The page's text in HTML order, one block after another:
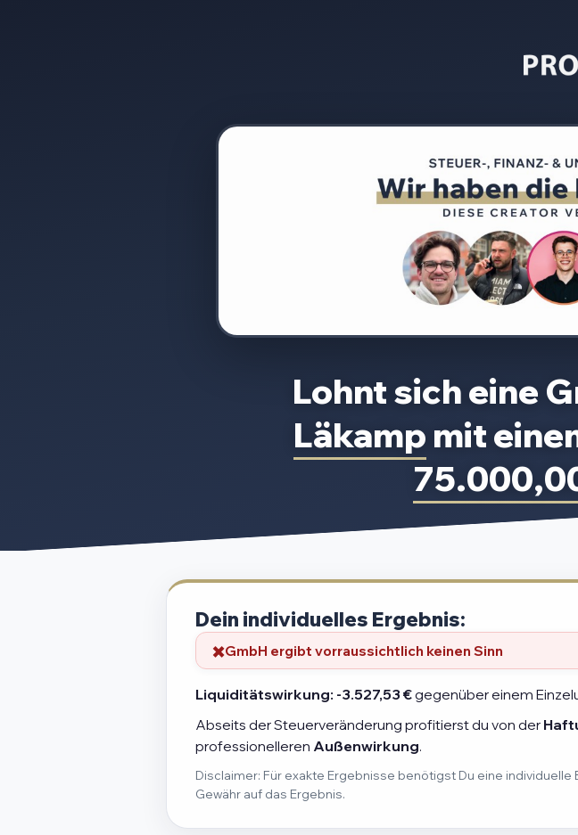
Lohnt sich eine
Läkamp mit
Dein individuelles Ergebnis:
GmbH ergibt vorraussichtlich keinen Sinn
Liquiditätswirkung: -3.527,53 €gegenüber einem
Abseits der Steuerveränderung profitierst du von der
professionelleren Außenwirkung.
Disclaimer: Für exakte Ergebnisse benötigst Du eine
Gewähr auf das Ergebnis.